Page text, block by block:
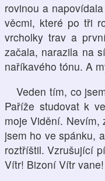
rovinou a
věcmi, které po tři
vrcholky trav a
začala, narazila na
naříkavého tónu. A
Veden tím, co
Paříže studovat k
moje Vidění. Nevím,
jsem ho ve spánku,
roztříštil. Vzrušující
Vítr! Bizoní Vítr vane!